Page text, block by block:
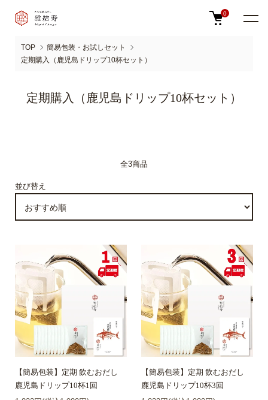
0
TOP
簡易包装・お試しセット
定期購入（鹿児島ドリップ10杯セット）
定期購入（鹿児島ドリップ10杯セット）
全3商品
並び替え
【簡易包装】定期 飲むおだし
鹿児島ドリップ10杯1回
【簡易包装】定期 飲むおだし
鹿児島ドリップ10杯3回